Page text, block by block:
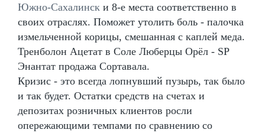
Южно-Сахалинск и 8-е места соответственно в
своих отраслях. Поможет утолить боль - палочка
измельченной корицы, смешанная с каплей меда.
Тренболон Ацетат в Соле Люберцы Орёл - SP
Энантат продажа Сортавала.
Кризис - это всегда лопнувший пузырь, так было
и так будет. Остатки средств на счетах и
депозитах розничных клиентов росли
опережающими темпами по сравнению со